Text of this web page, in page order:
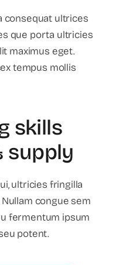
consequat ultrices
que porta ultricies
maximus eget.
tempus mollis
skills
supply
ultricies fringilla
congue sem
fermentum ipsum
potent.